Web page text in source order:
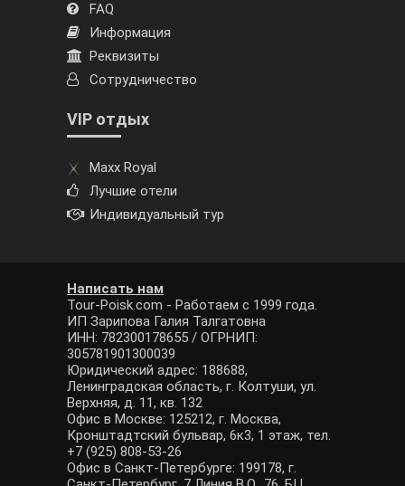
FAQ
Информация
Реквизиты
Сотрудничество
VIP отдых
Maxx Royal
Лучшие отели
Индивидуальный тур
Написать нам
Tour-Poisk.com - Работаем с 1999 года.
ИП Зарипова Галия Талгатовна
ИНН: 782300178655 / ОГРНИП:
305781901300039
Юридический адрес: 188688,
Ленинградская область, г. Колтуши, ул.
Верхняя, д. 11, кв. 132
Офис в Москве: 125212, г. Москва,
Кронштадтский бульвар, 6к3, 1 этаж, тел.
+7 (925) 808-53-26
Офис в Санкт-Петербурге: 199178, г.